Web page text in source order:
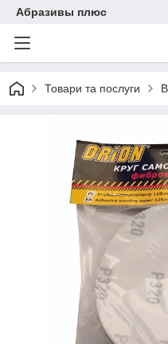
Абразивы плюс
Товари та послуги